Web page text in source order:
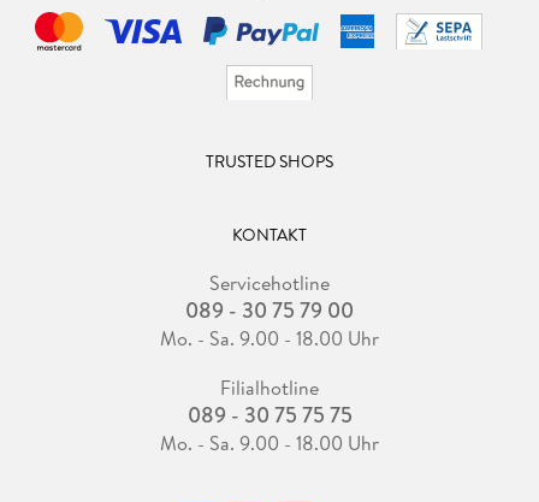
TRUSTED SHOPS
KONTAKT
Servicehotline
089 - 30 75 79 00
Mo. - Sa. 9.00 - 18.00 Uhr
Filialhotline
089 - 30 75 75 75
Mo. - Sa. 9.00 - 18.00 Uhr